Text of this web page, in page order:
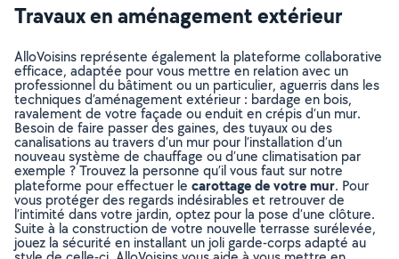
Travaux en aménagement extérieur
AlloVoisins représente également la plateforme collaborative
efficace, adaptée pour vous mettre en relation avec un
professionnel du bâtiment ou un particulier, aguerris dans les
techniques d’aménagement extérieur : bardage en bois,
ravalement de votre façade ou enduit en crépis d’un mur.
Besoin de faire passer des gaines, des tuyaux ou des
canalisations au travers d’un mur pour l’installation d’un
nouveau système de chauffage ou d’une climatisation par
exemple ? Trouvez la personne qu’il vous faut sur notre
plateforme pour effectuer le carottage de votre mur. Pour
vous protéger des regards indésirables et retrouver de
l’intimité dans votre jardin, optez pour la pose d’une clôture.
Suite à la construction de votre nouvelle terrasse surélevée,
jouez la sécurité en installant un joli garde-corps adapté au